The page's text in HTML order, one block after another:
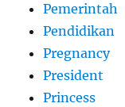
Pemerintah
Pendidikan
Pregnancy
President
Princess